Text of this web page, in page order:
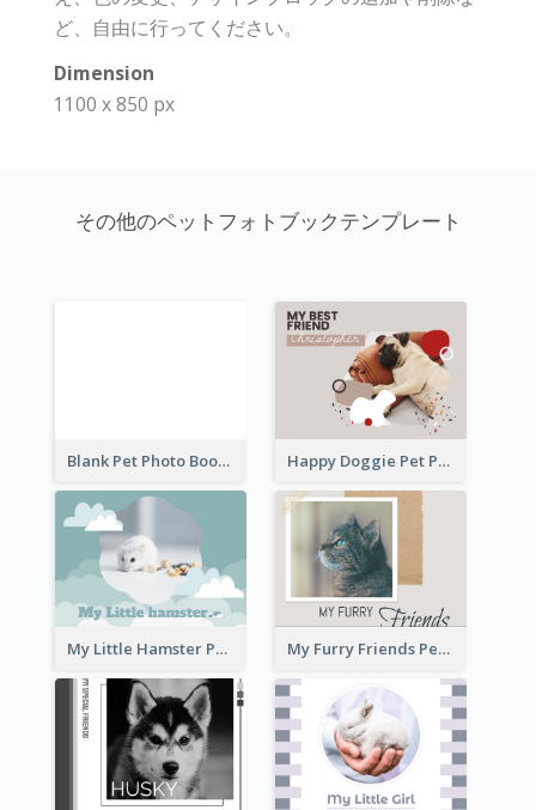
ど、自由に行ってください。
Dimension
1100 x 850 px
その他のペットフォトブックテンプレート
Blank Pet Photo Book Happy Doggie Pet Photo Book
My Little Hamster Pet Photo Book My Furry Friends Pet Photo Book